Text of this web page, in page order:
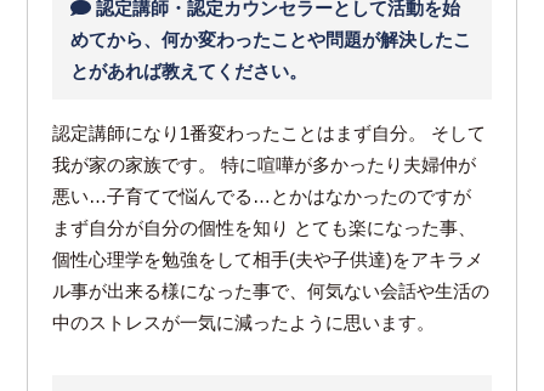
認定講師・認定カウンセラーとして活動を始
めてから、何か変わったことや問題が解決したこ
とがあれば教えてください。
認定講師になり1番変わったことはまず自分。 そして
我が家の家族です。 特に喧嘩が多かったり夫婦仲が
悪い…子育てで悩んでる…とかはなかったのですが
まず自分が自分の個性を知り とても楽になった事、
個性心理学を勉強をして相手(夫や子供達)をアキラメ
ル事が出来る様になった事で、何気ない会話や生活の
中のストレスが一気に減ったように思います。